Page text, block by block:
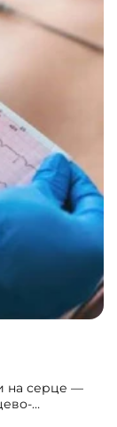
на серце —